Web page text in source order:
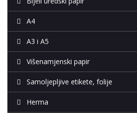
A4
A3 i A5
Višenamjenski papir
Samoljepljive etikete, folije
Herma